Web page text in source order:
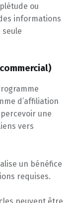
ou
informations
d’affiliation
une
vers
un bénéfice
requises.